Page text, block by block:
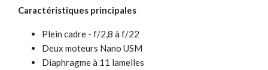
Caractéristiques principales
Plein cadre - f/2,8 à f/22
Deux moteurs Nano USM
Diaphragme à 11 lamelles